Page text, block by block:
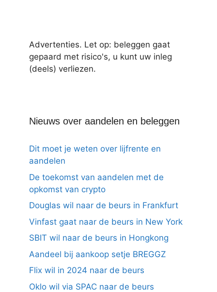
Advertenties. Let op: beleggen gaat
gepaard met risico's, u kunt uw inleg
(deels) verliezen.
Nieuws over aandelen en beleggen
Dit moet je weten over lijfrente en
aandelen
De toekomst van aandelen met de
opkomst van crypto
Douglas wil naar de beurs in Frankfurt
Vinfast gaat naar de beurs in New York
SBIT wil naar de beurs in Hongkong
Aandeel bij aankoop setje BREGGZ
Flix wil in 2024 naar de beurs
Oklo wil via SPAC naar de beurs